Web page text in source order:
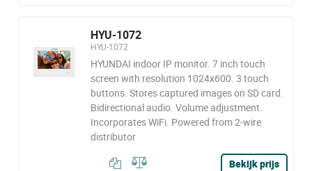
HYU-1072
HYU-1072
HYUNDAI indoor IP monitor. 7 inch touch
screen with resolution 1024x600. 3 touch
buttons. Stores captured images on SD card.
Bidirectional audio. Volume adjustment.
Incorporates WiFi. Powered from 2-wire
distributor
Bekijk prijs